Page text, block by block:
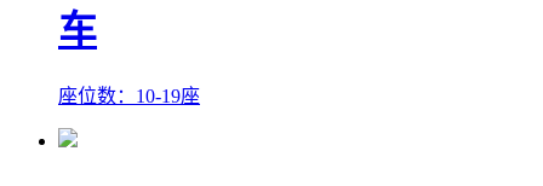
车
座位数：10-19座